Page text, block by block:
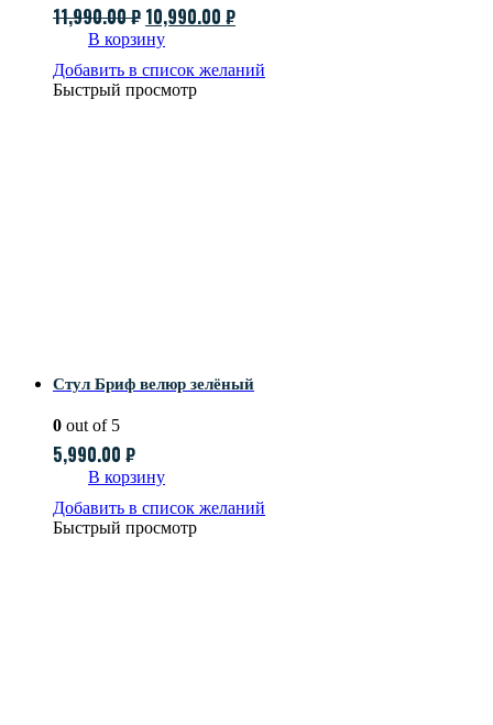
11,990.00₽ Первоначальная
цена
составляла
11,990.00 ₽.
10,990.00 ₽Текущая
10,990.00 ₽.
В корзину
Добавить в список желаний
Быстрый просмотр
Стул Бриф велюр зелёный
0 out of 5
5,990.00 ₽
В корзину
Добавить в список желаний
Быстрый просмотр